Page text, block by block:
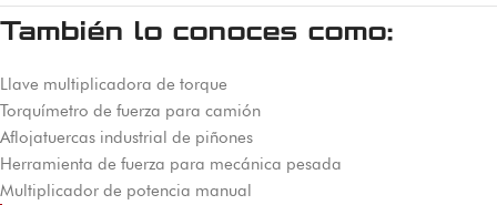
También lo conoces como:
Llave multiplicadora de torque
Torquímetro de fuerza para camión
Aflojatuercas industrial de piñones
Herramienta de fuerza para mecánica pesada
Multiplicador de potencia manual